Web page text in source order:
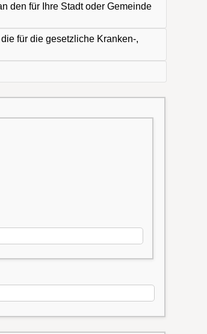
den für Ihre Stadt oder Gemeinde
für die gesetzliche Kranken-,